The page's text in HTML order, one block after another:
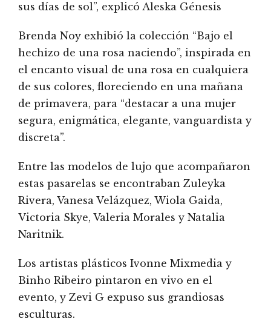
sus días de sol”, explicó Aleska Génesis
Brenda Noy exhibió la colección “Bajo el
hechizo de una rosa naciendo”, inspirada en
el encanto visual de una rosa en cualquiera
de sus colores, floreciendo en una mañana
de primavera, para “destacar a una mujer
segura, enigmática, elegante, vanguardista y
discreta”.
Entre las modelos de lujo que acompañaron
estas pasarelas se encontraban Zuleyka
Rivera, Vanesa Velázquez, Wiola Gaida,
Victoria Skye, Valeria Morales y Natalia
Naritnik.
Los artistas plásticos Ivonne Mixmedia y
Binho Ribeiro pintaron en vivo en el
evento, y Zevi G expuso sus grandiosas
esculturas.